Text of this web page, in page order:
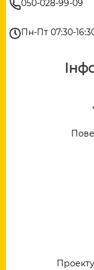
050-028-99-09
Пн-Пт 07:30-